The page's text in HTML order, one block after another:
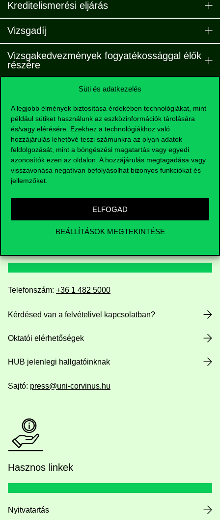
Süti és adatkezelés
A legjobb élmények biztosítása érdekében technológiákat, mint
például sütiket használunk az eszközinformációk tárolására
és/vagy elérésére. Ezekhez a technológiákhoz való
hozzájárulás lehetővé teszi számunkra az olyan adatok
feldolgozását, mint a böngészési magatartás vagy egyedi
azonosítók ezen az oldalon. A hozzájárulás megtagadása vagy
visszavonása negatívan befolyásolhat bizonyos funkciókat és
jellemzőket.
ELFOGAD
BEÁLLÍTÁSOK MEGTEKINTÉSE
Kreditelismerési eljárás
Vizsgadíj
Vizsgakedvezmények fogyatékossággal élők
részére
Ha külföldi oklevéllel érkezel
Telefonszám: +36 1 482 5000
Kérdésed van a felvételivel kapcsolatban?
Oktatói elérhetőségek
HUB jelenlegi hallgatóinknak
Sajtó: press@uni-corvinus.hu
Hasznos linkek
Nyitvatartás